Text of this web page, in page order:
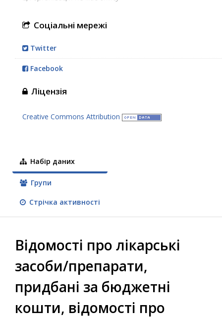
Соціальні мережі
Twitter
Facebook
Ліцензія
Creative Commons Attribution
Набір даних
Групи
Стрічка активності
Відомості про лікарські
засоби/препарати,
придбані за бюджетні
кошти, відомості про